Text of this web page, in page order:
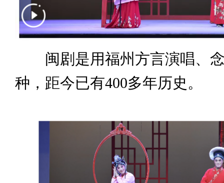
闽剧是用福州方言演唱、念
种，距今已有400多年历史。